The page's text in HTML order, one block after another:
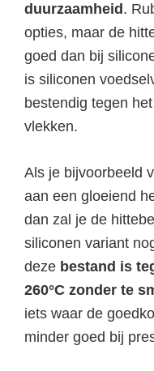
duurzaamheid .
opties, maar de
goed dan bij
is siliconen
bestendig tegen
vlekken.
Als je bijvoorbeeld
aan een gloeiend
dan zal je de
siliconen variant
deze bestand is
260°C zonder te
iets waar de
minder goed bij